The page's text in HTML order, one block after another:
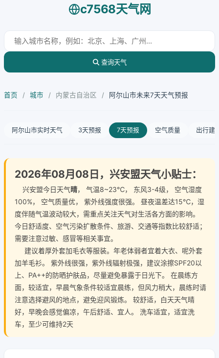
c7568天气网
查询天气
首页 / 城市 / 内蒙古自治区 / 阿尔山市未来7天天气预报
阿尔山市实时天气 3天预报 7天预报 空气质量 出行建
2026年08月08日，兴安盟天气小贴士：
兴安盟今日天气晴， 气温8~23℃， 东风3-4级， 空气湿度
100%， 空气质量优， 紫外线强度很强。 昼夜温差达15℃，湿
度伴随气温波动较大，需重点关注天气对生活各方面的影响。
今日舒适度、空气污染扩散条件、旅游、交通等指数比较舒适；
需要注意过敏、感冒等相关事宜。
建议着厚外套加毛衣等服装。年老体弱者宜着大衣、呢外套
加羊毛衫。 紫外线很强，紫外线辐射极强，建议涂擦SPF20以
上、PA++的防晒护肤品，尽量避免暴露于日光下。 在晨练方
面，较适宜，早晨气象条件较适宜晨练，但风力稍大，晨练时请
注意选择避风的地点，避免迎风锻炼。 较舒适，白天天气晴
好，早晚会感觉偏凉，午后舒适、宜人。 洗车适宜，适宜洗
车，至少可维持2天